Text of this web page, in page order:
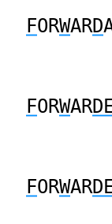
FORWARD
FORWAR
FORWAR